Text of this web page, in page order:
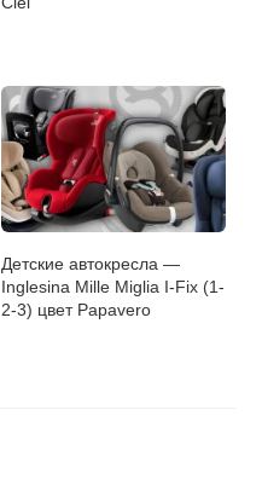
Детские автокресла —
Inglesina Mille Miglia I-Fix (1-
2-3) цвет Papavero